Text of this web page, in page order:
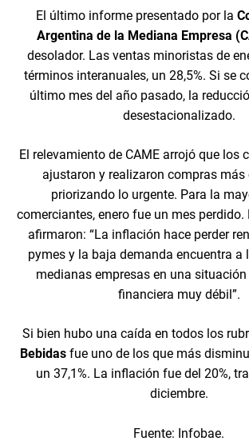
El último informe presentado por la
Argentina de la Mediana Empresa
desolador. Las ventas minoristas de
términos interanuales, un 28,5%. Si se
último mes del año pasado, la
desestacionalizado.
El relevamiento de CAME arrojó que los
ajustaron y realizaron compras más
priorizando lo urgente. Para la
comerciantes, enero fue un mes perdido.
afirmaron: “La inflación hace perder
pymes y la baja demanda encuentra a
medianas empresas en una
financiera muy débil”.
Si bien hubo una caída en todos los
Bebidas fue uno de los que más
un 37,1%. La inflación fue del 20%,
diciembre.
Fuente: Infobae.